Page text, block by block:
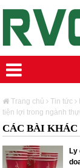
Trang chủ Tin tức
tiện lợi trong ngành
CÁC BÀI KHÁC
Ly